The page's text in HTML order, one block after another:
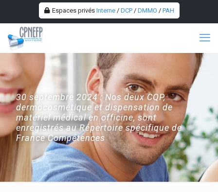
Espaces privés Interne/ DCP/ DMMO / PAH
30 septembre 2024 : Nos deux CQP,
dermocosmétique et dispensation de
matériel médical en officine, sont
enregistrés au Répertoire spécifique de
France Compétences